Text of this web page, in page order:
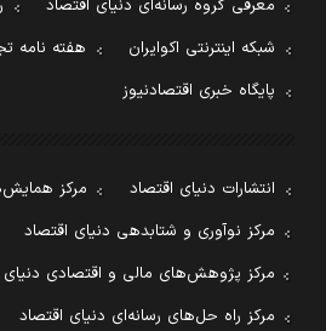
معرفی گروه رسانه‌ای دنیای اقتصاد
شبکه اینترنتی اکوایران
هفته نامه
پایگاه خبری اقتصادنیوز
انتشارات دنیای اقتصاد
مرکز
مرکز نوآوری و شتابدهی دنیای اقتصاد
مرکز پژوهش‌های مالی و اقتصادی دنیای
مرکز راه حل‌های رسانه‌ای دنیای اقتصاد